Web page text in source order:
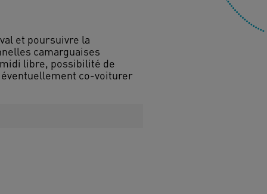
et poursuivre la
camarguaises
libre, possibilité de
co-voiturer